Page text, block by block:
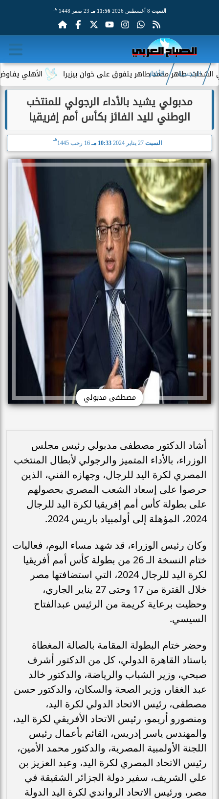
السبت 11:56 مـ 23 صفر 1448 هـ
الأهلي يفاوض أحمد طاهر محمد طاهر يتفوق على خوان بيزيرا
الرئيسية الأخبار
مدبولي يشيد بالأداء الرجولي للمنتخب
الوطني لليد الفائز بكأس أمم إفريقيا
السبت 10:33 مـ 16 رجب 1445
هـ
مصطفى مدبولي
أشاد الدكتور مصطفى مدبولي رئيس مجلس
الوزراء، بالأداء المتميز والرجولي لأبطال المنتخب
المصري لكرة اليد للرجال، وجهازه الفني، الذين
حرصوا على إسعاد الشعب المصري بحصولهم
على بطولة كأس أمم إفريقيا لكرة اليد للرجال
2024، المؤهلة إلى أولمبياد باريس 2024.
وكان رئيس الوزراء، قد شهد مساء اليوم، فعاليات
ختام النسخة الـ 26 من بطولة كأس أمم أفريقيا
لكرة اليد للرجال 2024، التي استضافتها مصر
خلال الفترة من 17 وحتى 27 يناير الجاري،
وحظيت برعاية كريمة من الرئيس عبدالفتاح
السيسي.
وحضر ختام البطولة المقامة بالصالة المغطاة
باستاد القاهرة الدولي، كل من الدكتور أشرف
صبحي، وزير الشباب والرياضة، والدكتور خالد
عبد الغفار، وزير الصحة والسكان، والدكتور حسن
مصطفى، رئيس الاتحاد الدولي لكرة اليد،
ومنصورو أريمو، رئيس الاتحاد الأفريقي لكرة اليد،
والمهندس ياسر إدريس، القائم بأعمال رئيس
اللجنة الأولمبية المصرية، والدكتور محمد الأمين،
رئيس الاتحاد المصري لكرة اليد، وعبد العزيز بن
علي الشريف، سفير دولة الجزائر الشقيقة في
مصر، ورئيس الاتحاد الرواندي لكرة اليد الدولة